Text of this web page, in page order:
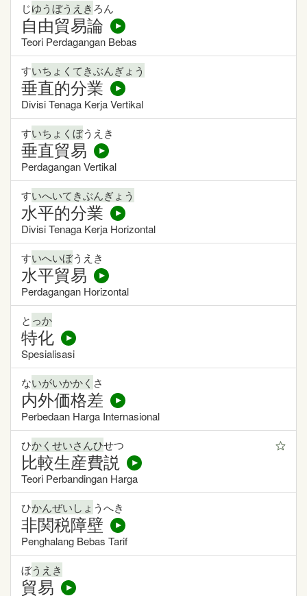
じゆうぼうえきろん
自由貿易論
Teori Perdagangan Bebas
すいちょくてきぶんぎょう
垂直的分業
Divisi Tenaga Kerja Vertikal
すいちょくぼうえき
垂直貿易
Perdagangan Vertikal
すいへいてきぶんぎょう
水平的分業
Divisi Tenaga Kerja Horizontal
すいへいぼうえき
水平貿易
Perdagangan Horizontal
と っか
特化
Spesialisasi
ないがいかかく さ
内外価格差
Perbedaan Harga Internasional
ひかくせいさんひせつ
比較生産費説
Teori Perbandingan Harga
ひかんぜいしょ うへき
非関税障壁
Penghalang Bebas Tarif
ぼうえき
貿易